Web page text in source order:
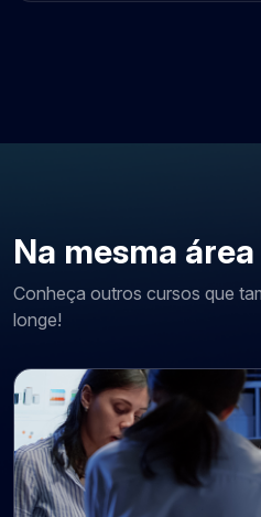
Na mesma área
Conheça outros cursos que
longe!